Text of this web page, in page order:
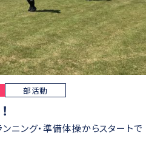
部活動
ニング・準備体操からスタートで